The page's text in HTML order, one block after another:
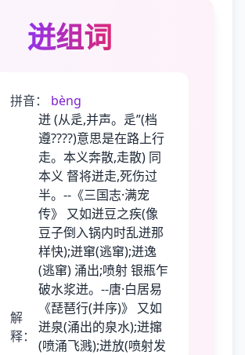
迸组词
拼音： bènɡ
解
释：
迸 (从辵,并声。辵”(档
遵????)意思是在路上行
走。本义奔散,走散) 同
本义 督将迸走,死伤过
半。--《三国志·满宠
传》 又如迸豆之疾(像
豆子倒入锅内时乱迸那
样快);迸窜(逃窜);迸逸
(逃窜) 涌出;喷射 银瓶乍
破水浆迸。--唐·白居易
《琵琶行(并序)》 又如
迸泉(涌出的泉水);迸撺
(喷涌飞溅);迸放(喷射发